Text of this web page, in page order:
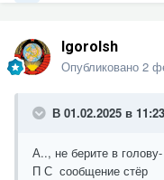
Igorolsh
Опубликовано 2
В 01.02.2025 в
А.., не берите в
П С сообщение стёр